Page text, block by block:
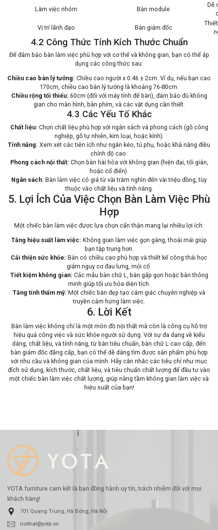
Làm việc nhóm Bàn module
Dễ
Vị trí lãnh đạo
Bàn giám đốc
4.2 Công Thức Tính Kích Thước Chuẩn
Để đảm bảo bàn làm việc phù hợp với cơ thể và không gian, bạn có thể áp
dụng các công thức sau:
Chiều cao bàn lý tưởng: Chiều cao người x 0.46 ± 2cm. Ví dụ, nếu bạn cao
170cm, chiều cao bàn lý tưởng là khoảng 76-80cm.
Chiều rộng tối thiểu: 60cm (đối với máy tính để bàn), đảm bảo đủ không
gian cho màn hình, bàn phím, và các vật dụng cần thiết.
4.3 Các Yếu Tố Khác
Chất liệu: Chọn chất liệu phù hợp với ngân sách và phong cách (gỗ công
nghiệp, gỗ tự nhiên, kim loại, hoặc kính).
Tính năng: Xem xét các tiện ích như ngăn kéo, tủ phụ, hoặc khả năng điều
chỉnh độ cao.
Phong cách nội thất: Chọn bàn hài hòa với không gian (hiện đại, tối giản,
hoặc cổ điển).
Ngân sách: Bàn làm việc có giá từ vài trăm nghìn đến vài triệu đồng, tùy
thuộc vào chất liệu và tính năng.
5. Lợi Ích Của Việc Chọn Bàn Làm Việc Phù
Hợp
Một chiếc bàn làm việc được lựa chọn cẩn thận mang lại nhiều lợi ích:
Tăng hiệu suất làm việc: Không gian làm việc gọn gàng, thoải mái giúp
bạn tập trung hơn.
Cải thiện sức khỏe: Bàn có chiều cao phù hợp và thiết kế công thái học
giảm nguy cơ đau lưng, mỏi cổ.
Tiết kiệm không gian: Các mẫu bàn chữ L, bàn gấp gọn hoặc bàn thông
minh giúp tối ưu hóa diện tích.
Tăng tính thẩm mỹ: Một chiếc bàn đẹp tạo cảm giác chuyên nghiệp và
truyền cảm hứng làm việc.
6. Lời Kết
Bàn làm việc không chỉ là một món đồ nội thất mà còn là công cụ hỗ trợ
hiệu quả công việc và sức khỏe người sử dụng. Với sự đa dạng về kiểu
dáng, chất liệu, và tính năng, từ bàn tiêu chuẩn, bàn chữ L cao cấp, đến
bàn giám đốc đẳng cấp, bạn có thể dễ dàng tìm được sản phẩm phù hợp
với nhu cầu và không gian của mình. Hãy cân nhắc các tiêu chí như mục
đích sử dụng, kích thước, chất liệu, và tiêu chuẩn chất lượng để đầu tư vào
một chiếc bàn làm việc chất lượng, giúp nâng tầm không gian làm việc và
hiệu suất của bạn!
YOTA furniture cam kết là bạn đồng hành uy tín, trách nhiệm đối với mọi
khách hàng!
701 Quang Trung, Hà Đông, Hà Nội
noithat@yota.vn